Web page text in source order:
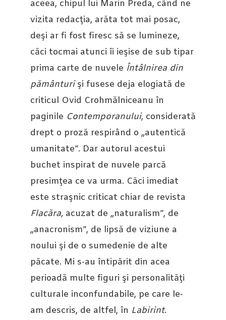
aceea, chipul lui Marin Preda, când ne
vizita redacţia, arăta tot mai posac,
deşi ar fi fost firesc să se lumineze,
căci tocmai atunci îi ieşise de sub tipar
prima carte de nuvele Întâlnirea din
pământurişi fusese deja elogiată de
criticul Ovid Crohmălniceanu în
paginile Contemporanului, considerată
drept o proză respirând o „autentică
umanitate”. Dar autorul acestui
buchet inspirat de nuvele parcă
presimţea ce va urma. Căci imediat
este straşnic criticat chiar de revista
Flacăra, acuzat de „naturalism”, de
„anacronism”, de lipsă de viziune a
noului şi de o sumedenie de alte
păcate. Mi s-au întipărit din acea
perioadă multe figuri şi personalităţi
culturale inconfundabile, pe care le-
am descris, de altfel, în Labirint.